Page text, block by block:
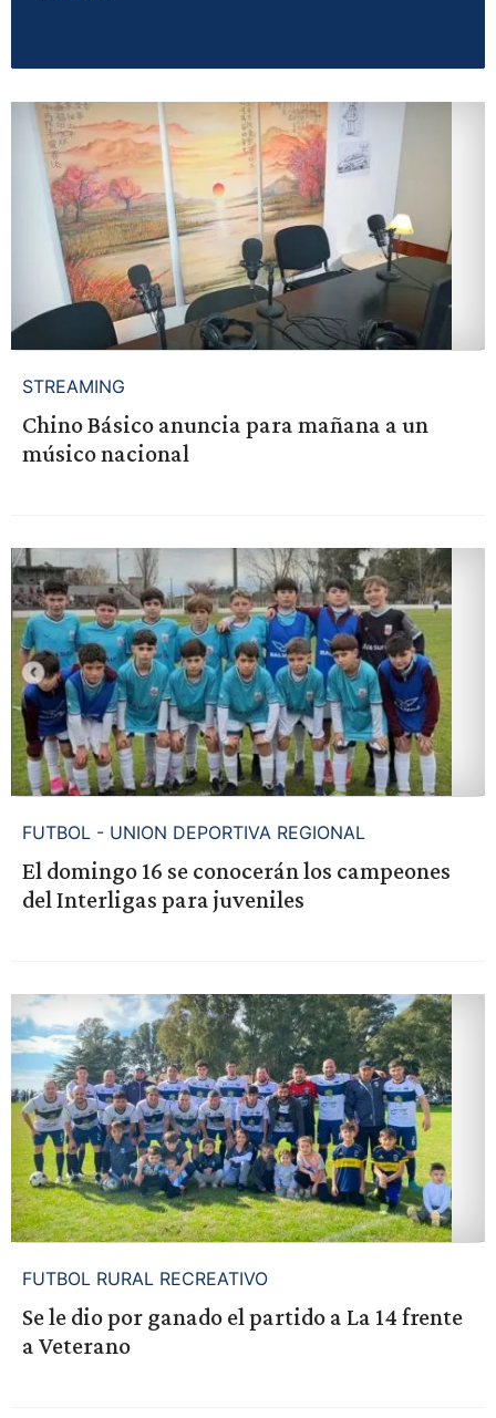
STREAMING
Chino Básico anuncia para mañana a un
músico nacional
FUTBOL - UNION DEPORTIVA REGIONAL
El domingo 16 se conocerán los campeones
del Interligas para juveniles
FUTBOL RURAL RECREATIVO
Se le dio por ganado el partido a La 14 frente
a Veterano